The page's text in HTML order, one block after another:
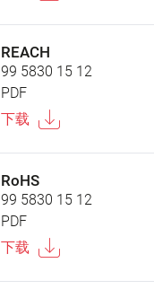
REACH
99 5830 15 12
PDF
下载
RoHS
99 5830 15 12
PDF
下载